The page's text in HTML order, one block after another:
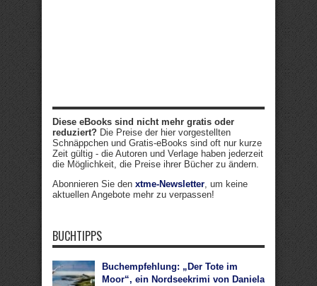
Diese eBooks sind nicht mehr gratis oder
reduziert? Die Preise der hier vorgestellten
Schnäppchen und Gratis-eBooks sind oft nur kurze
Zeit gültig - die Autoren und Verlage haben jederzeit
die Möglichkeit, die Preise ihrer Bücher zu ändern.
Abonnieren Sie den xtme-Newsletter, um keine
aktuellen Angebote mehr zu verpassen!
BUCHTIPPS
Buchempfehlung: „Der Tote im
Moor“, ein Nordseekrimi von Daniela